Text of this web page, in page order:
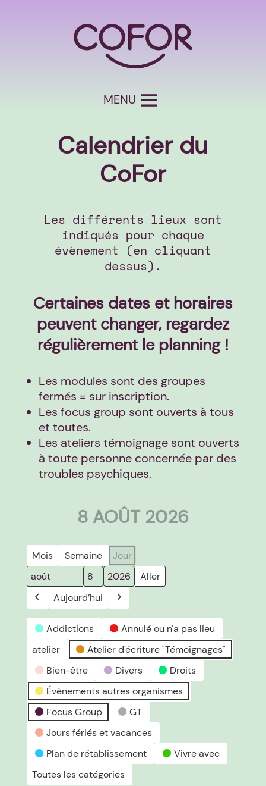
Calendrier du
CoFor
Les différents lieux sont
indiqués pour chaque
évènement (en cliquant
dessus).
Certaines dates et horaires
peuvent changer, regardez
régulièrement le planning !
Les modules sont des groupes
fermés = sur inscription.
Les focus group sont ouverts à tous
et toutes.
Les ateliers témoignage sont ouverts
à toute personne concernée par des
troubles psychiques.
8 AOÛT 2026
Mois Semaine Jour
Mois
Jour
Année
Précédent
Aujourd’hui
Suivant
Catégories
d’évènement
Addictions
Annulé ou n'a pas lieu
atelier
Atelier d'écriture "Témoignages"
Bien-être
Divers
Droits
Évènements autres organismes
Focus Group
GT
Jours fériés et vacances
Plan de rétablissement
Vivre avec
Toutes les catégories